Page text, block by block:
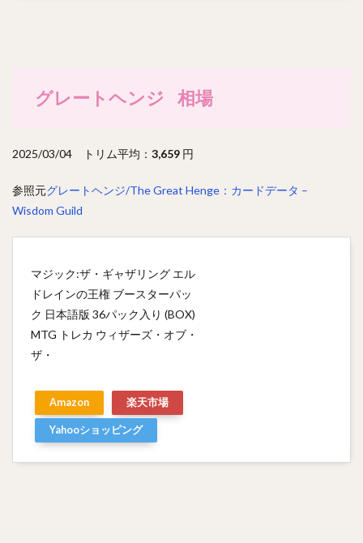
グレートヘンジ 相場
2025/03/04 トリム平均： 3,659 円
参照元グレートヘンジ/The Great Henge：カードデータ –
Wisdom Guild
マジック:ザ・ギャザリング エル
ドレインの王権 ブースターパッ
ク 日本語版 36パック入り (BOX)
MTG トレカ ウィザーズ・オブ・
ザ・
Amazon 楽天市場
Yahooショッピング